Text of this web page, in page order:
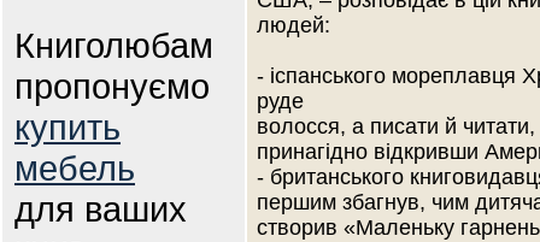
Книголюбам
пропонуємо
купить
мебель
для ваших
людей:
- іспанського мореплавця
руде
волосся, а писати й
принагідно відкривши
- британського
першим збагнув, чим дитяча
створив «Маленьку